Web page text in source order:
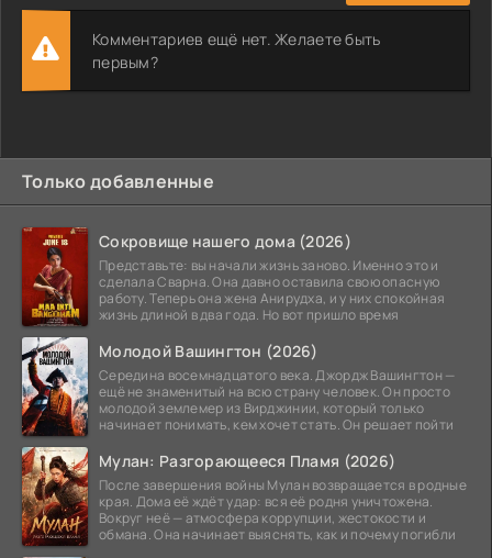
Комментариев ещё нет. Желаете быть
первым?
Только добавленные
Сокровище нашего дома (2026)
Представьте: вы начали жизнь заново. Именно это и
сделала Сварна. Она давно оставила свою опасную
работу. Теперь она жена Анирудха, и у них спокойная
жизнь длиной в два года. Но вот пришло время
Молодой Вашингтон (2026)
Середина восемнадцатого века. Джордж Вашингтон —
ещё не знаменитый на всю страну человек. Он просто
молодой землемер из Вирджинии, который только
начинает понимать, кем хочет стать. Он решает пойти
Мулан: Разгорающееся Пламя (2026)
После завершения войны Мулан возвращается в родные
края. Дома её ждёт удар: вся её родня уничтожена.
Вокруг неё — атмосфера коррупции, жестокости и
обмана. Она начинает выяснять, как и почему погибли